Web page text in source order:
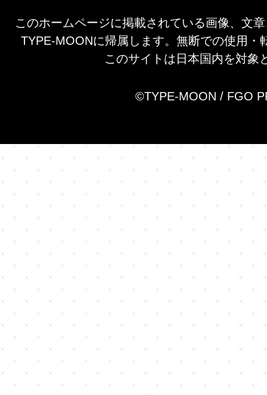
このホームページに掲載されている画像、文
TYPE-MOONに帰属します。無断での使用・
このサイトは日本国内を対象
©TYPE-MOON / FGO